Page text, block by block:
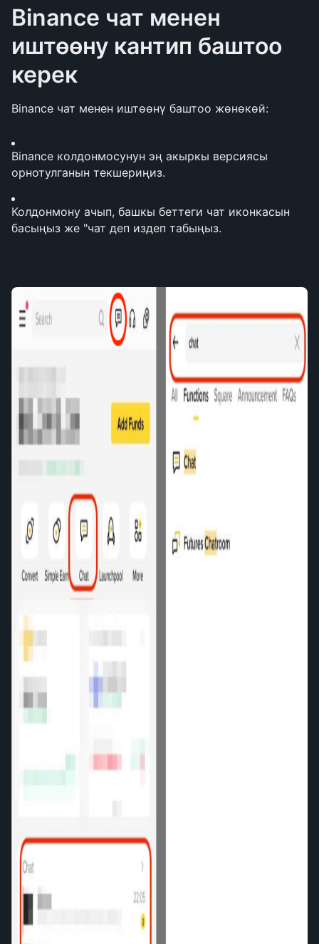
Binance чат менен
иштөөну кантип баштоо
керек
Binance чат менен иштөөнү баштоо жөнөкөй:
Binance колдонмосунун эң акыркы версиясы
орнотулганын текшериңиз.
Колдонмону ачып, башкы беттеги чат иконкасын
басыңыз же "чат деп издеп табыңыз.